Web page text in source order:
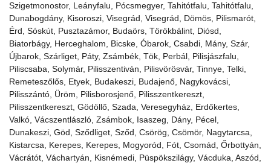
Szigetmonostor, Leányfalu, Pócsmegyer, Tahitótfalu, Tahitótfalu,
Dunabogdány, Kisoroszi, Visegrád, Visegrád, Dömös, Pilismarót,
Érd, Sóskút, Pusztazámor, Budaörs, Törökbálint, Diósd,
Biatorbágy, Herceghalom, Bicske, Óbarok, Csabdi, Mány, Szár,
Újbarok, Szárliget, Páty, Zsámbék, Tök, Perbál, Pilisjászfalu,
Piliscsaba, Solymár, Pilisszentiván, Pilisvörösvár, Tinnye, Telki,
Remeteszőlős, Etyek, Budakeszi, Budajenő, Nagykovácsi,
Pilisszántó, Üröm, Pilisborosjenő, Pilisszentkereszt,
Pilisszentkereszt, Gödöllő, Szada, Veresegyház, Erdőkertes,
Valkó, Vácszentlászló, Zsámbok, Isaszeg, Dány, Pécel,
Dunakeszi, Göd, Sződliget, Sződ, Csörög, Csömör, Nagytarcsa,
Kistarcsa, Kerepes, Kerepes, Mogyoród, Fót, Csomád, Őrbottyán,
Vácrátót, Váchartyán, Kisnémedi, Püspökszilágy, Vácduka, Aszód,